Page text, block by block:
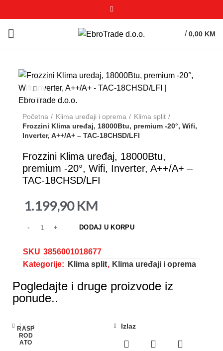
/ 0,00 KM
Click to enlarge
Početna Klima uređaji i oprema
Klima split
Frozzini Klima uređaj, 18000Btu, premium -20°, Wifi,
Inverter, A++/A+ – TAC-18CHSD/LFI
Frozzini Klima uređaj, 18000Btu,
premium -20°, Wifi, Inverter, A++/A+ –
TAC-18CHSD/LFI
1.199,90KM
DODAJ U KORPU
SKU 3856001018677
Kategorije:
Klima split, Klima uređaji i oprema
Pogledajte i druge proizvode iz
ponude..
RASP
ROD
ATO
Izlaz Izlaz